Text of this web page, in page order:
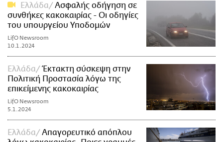
Ελλάδα
Ασφαλής οδήγηση σε
συνθήκες κακοκαιρίας - Οι οδηγίες
του υπουργείου Υποδομών
LifO Newsroom
10.1.2024
Ελλάδα
Έκτακτη σύσκεψη στην
Πολιτική Προστασία λόγω της
επικείμενης κακοκαιρίας
LifO Newsroom
5.1.2024
Ελλάδα
Απαγορευτικό απόπλου